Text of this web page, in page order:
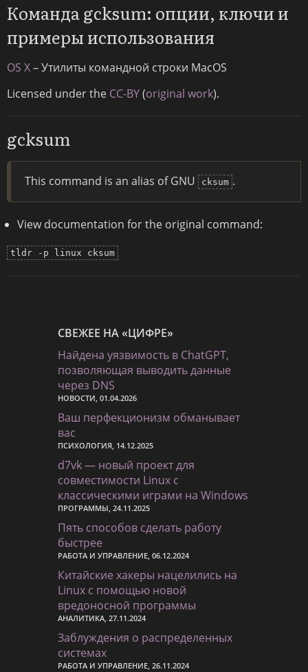
Команда gcksum: опции, ключи и
примеры использования
OS X– Утилиты командной строки MacOS
Licensed under the CC-BY(original work).
gcksum
This command is an alias of GNU cksum .
View documentation for the original command:
tldr -p linux cksum
СВЕЖЕЕ НА «ЦИФРЕ»
Найдена уязвимость в ChatGPT,
позволяющая выводить данные
через DNS
НОВОСТИ, 01.04.2026
Ваш перфекционизм обманывает
вас
ПСИХОЛОГИЯ, 14.12.2025
d7vk — новый проект для
совместимости Linux с
классическими играми на Windows
ПРОГРАММЫ, 24.11.2025
Пять способов сделать работу
быстрее
РАБОТА И УПРАВЛЕНИЕ, 06.12.2024
Китайские хакеры нацелились на
Linux с помощью новой
вредоносной программы
АНАЛИТИКА, 27.11.2024
Заблуждения о распределенных
системах
РАБОТА И УПРАВЛЕНИЕ, 26.11.2024